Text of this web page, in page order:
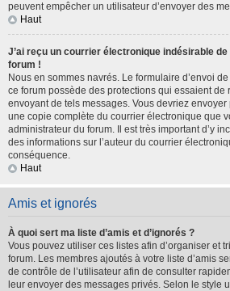
peuvent empêcher un utilisateur d’envoyer des
Haut
J’ai reçu un courrier électronique indésirable de
forum !
Nous en sommes navrés. Le formulaire d’envoi
ce forum possède des protections qui essaient de
envoyant de tels messages. Vous devriez
une copie complète du courrier électronique que
administrateur du forum. Il est très important d’y
des informations sur l’auteur du courrier
conséquence.
Haut
Amis et ignorés
À quoi sert ma liste d’amis et d’ignorés ?
Vous pouvez utiliser ces listes afin d’organiser et
forum. Les membres ajoutés à votre liste d’amis
de contrôle de l’utilisateur afin de consulter
leur envoyer des messages privés. Selon le style